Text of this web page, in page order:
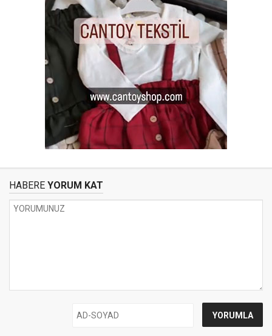
HABERE YORUM KAT